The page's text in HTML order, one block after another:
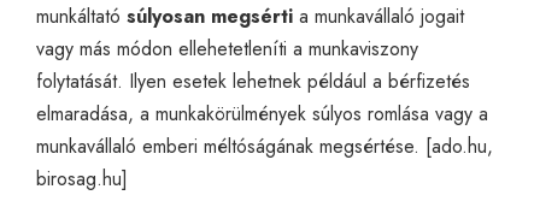
munkáltató súlyosan megsérti a munkavállaló jogait
vagy más módon ellehetetleníti a munkaviszony
folytatását. Ilyen esetek lehetnek például a bérfizetés
elmaradása, a munkakörülmények súlyos romlása vagy a
munkavállaló emberi méltóságának megsértése. [ado.hu,
birosag.hu]